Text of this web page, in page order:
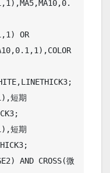
OR
短期
短期
AND CROSS(微